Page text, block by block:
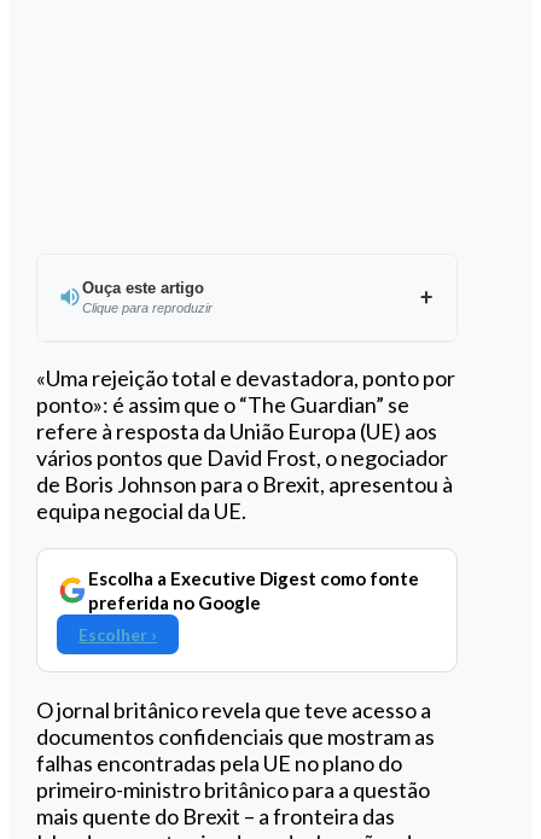
Ouça este artigo
Clique para reproduzir
Ouvir este artigo
«Uma rejeição total e devastadora, ponto por
ponto»: é assim que o “The Guardian” se
refere à resposta da União Europa (UE) aos
vários pontos que David Frost, o negociador
de Boris Johnson para o Brexit, apresentou à
equipa negocial da UE.
Escolha a Executive Digest como fonte
preferida no Google
Escolher ›
O jornal britânico revela que teve acesso a
documentos confidenciais que mostram as
falhas encontradas pela UE no plano do
primeiro-ministro britânico para a questão
mais quente do Brexit – a fronteira das